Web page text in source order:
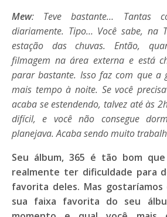
Mew: Teve bastante… Tantas
diariamente. Tipo… Você sabe, na
estação das chuvas. Então,
filmagem na área externa e está
parar bastante. Isso faz com que a
mais tempo à noite. Se você
acaba se estendendo, talvez até às
difícil, e você não consegue
planejava. Acaba sendo muito
Seu álbum, 365 é tão bom
realmente ter dificuldade para
favorita deles. Mas
sua faixa favorita do seu